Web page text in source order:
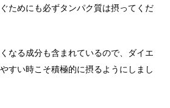
ためにも必ずタンパク質は摂ってくだ
なる成分も含まれているので、ダイエ
すい時こそ積極的に摂るようにしまし